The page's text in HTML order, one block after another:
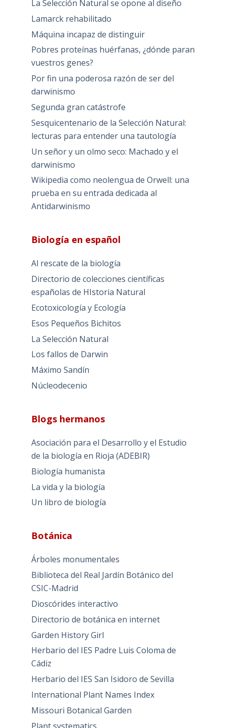
La Selección Natural se opone al diseño
Lamarck rehabilitado
Máquina incapaz de distinguir
Pobres proteínas huérfanas, ¿dónde paran
vuestros genes?
Por fin una poderosa razón de ser del
darwinismo
Segunda gran catástrofe
Sesquicentenario de la Selección Natural:
lecturas para entender una tautología
Un señor y un olmo seco: Machado y el
darwinismo
Wikipedia como neolengua de Orwell: una
prueba en su entrada dedicada al
Antidarwinismo
Biología en español
Al rescate de la biología
Directorio de colecciones científicas
españolas de HIstoria Natural
Ecotoxicología y Ecología
Esos Pequeños Bichitos
La Selección Natural
Los fallos de Darwin
Máximo Sandín
Núcleodecenio
Blogs hermanos
Asociación para el Desarrollo y el Estudio
de la biología en Rioja (ADEBIR)
Biología humanista
La vida y la biología
Un libro de biología
Botánica
Árboles monumentales
Biblioteca del Real Jardín Botánico del
CSIC-Madrid
Dioscórides interactivo
Directorio de botánica en internet
Garden History Girl
Herbario del IES Padre Luis Coloma de
Cádiz
Herbario del IES San Isidoro de Sevilla
International Plant Names Index
Missouri Botanical Garden
Plant systematics